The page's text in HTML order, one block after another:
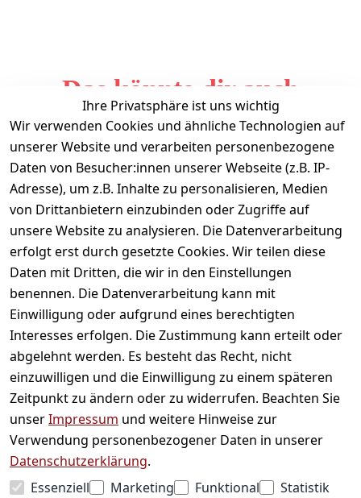
Das könnte dir auch
gefallen
Ihre Privatsphäre ist uns wichtig
Wir verwenden Cookies und ähnliche Technologien auf
unserer Website und verarbeiten personenbezogene
Daten von Besucher:innen unserer Webseite (z.B. IP-
Adresse), um z.B. Inhalte zu personalisieren, Medien
von Drittanbietern einzubinden oder Zugriffe auf
unsere Website zu analysieren. Die Datenverarbeitung
erfolgt erst durch gesetzte Cookies. Wir teilen diese
Daten mit Dritten, die wir in den Einstellungen
benennen. Die Datenverarbeitung kann mit
Einwilligung oder aufgrund eines berechtigten
Interesses erfolgen. Die Zustimmung kann erteilt oder
abgelehnt werden. Es besteht das Recht, nicht
einzuwilligen und die Einwilligung zu einem späteren
Zeitpunkt zu ändern oder zu widerrufen. Beachten Sie
unserImpressum und weitere Hinweise zur
Verwendung personenbezogener Daten in unserer
Datenschutzerklärung.
Essenziell
Marketing Funktional Statistik
Informationen
Mein Konto
Vertrag widerrufen
Unternehmen
Zahlarten